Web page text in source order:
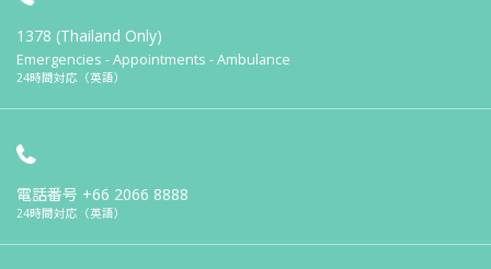
1378 (Thailand Only)
Emergencies - Appointments - Ambulance
24時間対応（英語）
電話番号 +66 2066 8888
24時間対応（英語）